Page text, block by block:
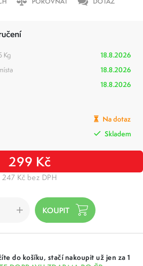
Kg
18.8.2026
18.8.2026
18.8.2026
Na dotaz
Skladem
299 Kč
247 Kč bez DPH
do košíku, stačí nakoupit už jen za 1